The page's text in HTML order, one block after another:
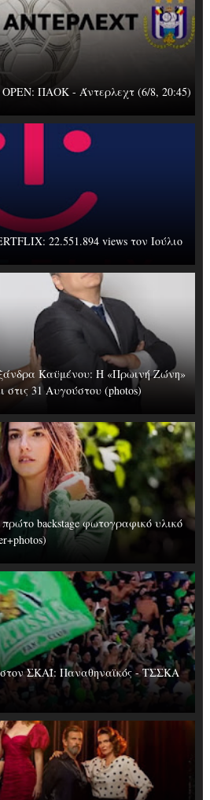
OΡΕΝ: ΠΑΟΚ - Άντερλεχτ (6/8, 20:45)
22.551.894 views τον Ιούλιο
Καϋμένου: Η «Πρωινή Ζώνη»
στις 31 Αυγούστου (photos)
backstage φωτογραφικό υλικό
στον ΣΚΑΪ: Παναθηναϊκός - ΤΣΣΚΑ